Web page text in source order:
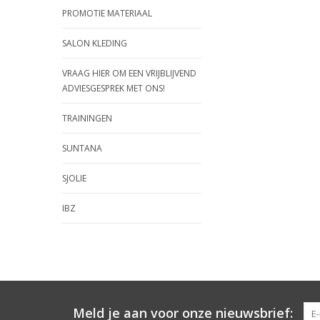
PROMOTIE MATERIAAL
SALON KLEDING
VRAAG HIER OM EEN VRIJBLIJVEND
ADVIESGESPREK MET ONS!
TRAININGEN
SUNTANA
SJOLIE
IBZ
Meld je aan voor onze nieuwsbrief: